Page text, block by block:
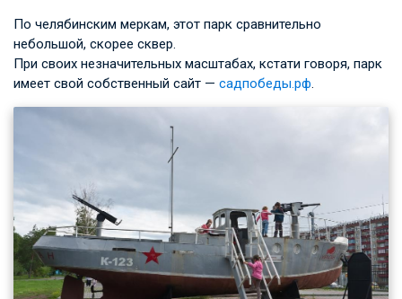
По челябинским меркам, этот парк сравнительно
небольшой, скорее сквер.
При своих незначительных масштабах, кстати говоря, парк
имеет свой собственный сайт — садпобеды.рф.